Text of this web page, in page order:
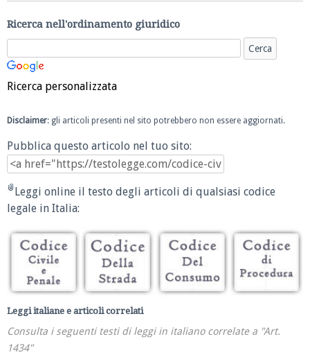
Ricerca nell'ordinamento giuridico
Ricerca personalizzata
Disclaimer: gli articoli presenti nel sito potrebbero non essere aggiornati.
Pubblica questo articolo nel tuo sito:
Leggi online il testo degli articoli di qualsiasi codice
legale in Italia:
Leggi italiane e articoli correlati
Consulta i seguenti testi di leggi in italiano correlate a "Art.
1434"